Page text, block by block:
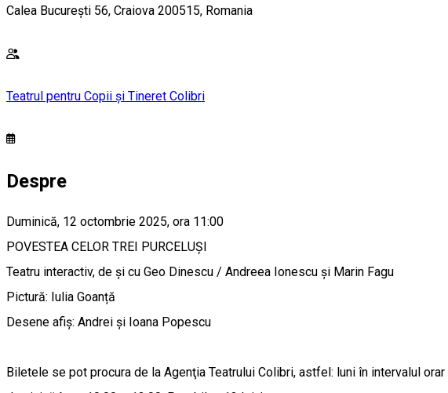
Calea București 56, Craiova 200515, Romania
Teatrul pentru Copii și Tineret Colibri
Despre
Duminică, 12 octombrie 2025, ora 11:00
POVESTEA CELOR TREI PURCELUȘI
Teatru interactiv, de şi cu Geo Dinescu / Andreea Ionescu şi Marin Fagu
Pictură: Iulia Goanță
Desene afiș: Andrei și Ioana Popescu
Biletele se pot procura de la Agenţia Teatrului Colibri, astfel: luni în intervalul